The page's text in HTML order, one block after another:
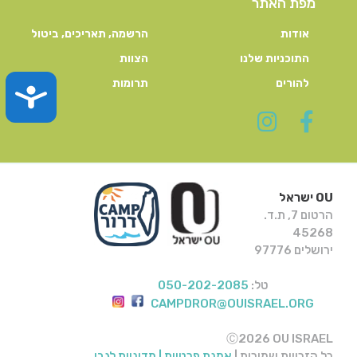
אודות
הרשמה, תאריכים, ביטול
התוכניות שלנו
הצוות
להורים
תרומות
OU ישראל
הרטום 7, ת.ד.
45268
ירושלים 97776
טל: 050-202-2085
CAMPDROR@OUISRAEL.ORG
Ⓒ2026 OU ISRAEL